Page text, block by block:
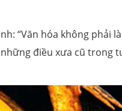
“Văn hóa không phải
điều xưa cũ trong